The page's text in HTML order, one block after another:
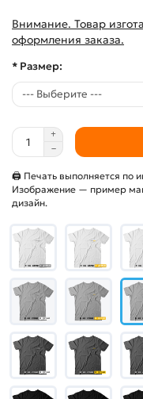
Внимание. Товар
оформления заказа.
* Размер:
🖨 Печать выполняется по
Изображение — пример
дизайн.